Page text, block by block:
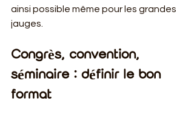
ainsi possible même pour les grandes
jauges.
Congrès, convention,
séminaire : définir le bon
format